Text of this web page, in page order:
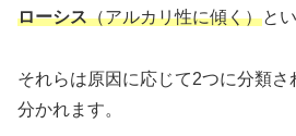
ローシス（アルカリ性に傾く）と
それらは原因に応じて2つに分類さ
分かれます。